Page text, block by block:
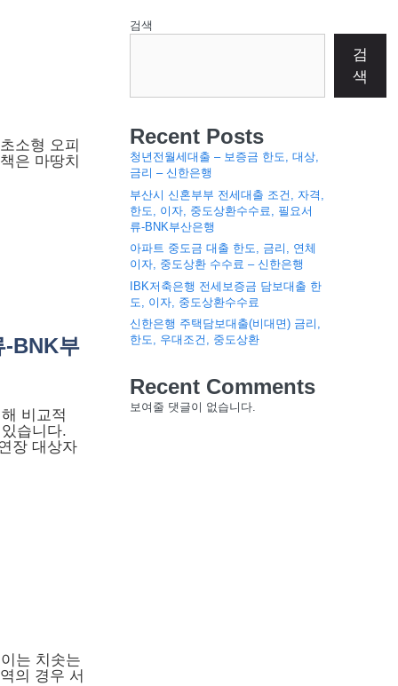
소형 오피
은 마땅치
-BNK부
비교적
습니다.
장 대상자
는 치솟는
의 경우 서
검색
검
색
Recent Posts
청년전월세대출 – 보증금 한도, 대상,
금리 – 신한은행
부산시 신혼부부 전세대출 조건, 자격,
한도, 이자, 중도상환수수료, 필요서
류-BNK부산은행
아파트 중도금 대출 한도, 금리, 연체
이자, 중도상환 수수료 – 신한은행
IBK저축은행 전세보증금 담보대출 한
도, 이자, 중도상환수수료
신한은행 주택담보대출(비대면) 금리,
한도, 우대조건, 중도상환
Recent Comments
보여줄 댓글이 없습니다.